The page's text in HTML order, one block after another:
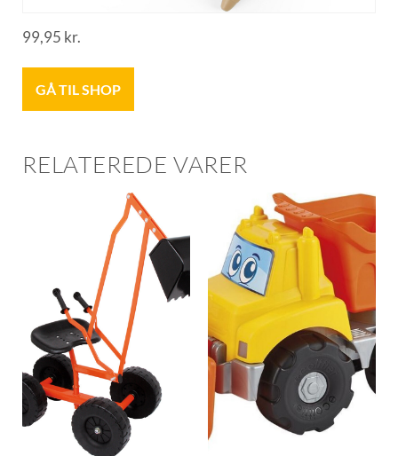
99,95 kr.
GÅ TIL SHOP
RELATEREDE VARER